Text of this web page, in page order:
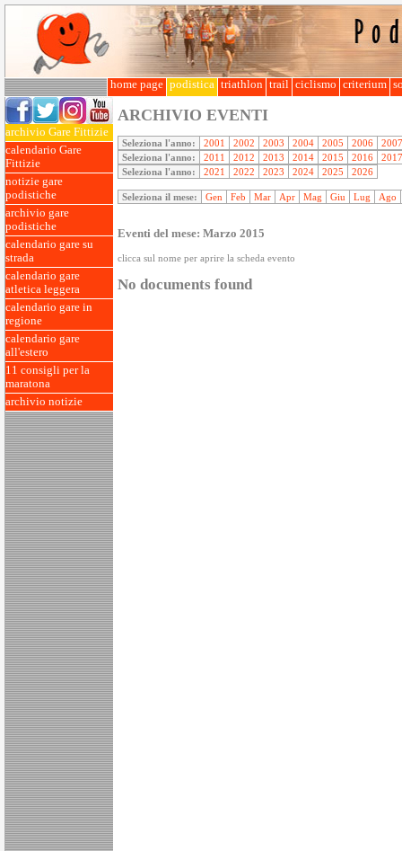
home page podistica triathlon trail ciclismo criterium
archivio Gare Fittizie
calendario Gare
Fittizie
notizie gare
podistiche
archivio gare
podistiche
calendario gare su
strada
calendario gare
atletica leggera
calendario gare in
regione
calendario gare
all'estero
11 consigli per la
maratona
archivio notizie
ARCHIVIO EVENTI
Seleziona l'anno: 2001 2002 2003 2004 2005 2006
2007
Seleziona l'anno:
2011 2012 2013 2014 2015 2016
2017
Seleziona l'anno:
2021 2022 2023 2024 2025 2026
Seleziona il mese: Gen Feb Mar Apr Mag Giu Lug Ago
Eventi del mese: Marzo 2015
clicca sul nome per aprire la scheda evento
No documents found